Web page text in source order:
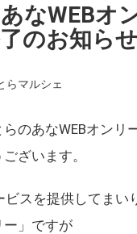
あなWEBオ
のお知らせ
らマルシェ
のあなWEBオンリ
ざいます。
ビスを提供してまい
ー」ですが